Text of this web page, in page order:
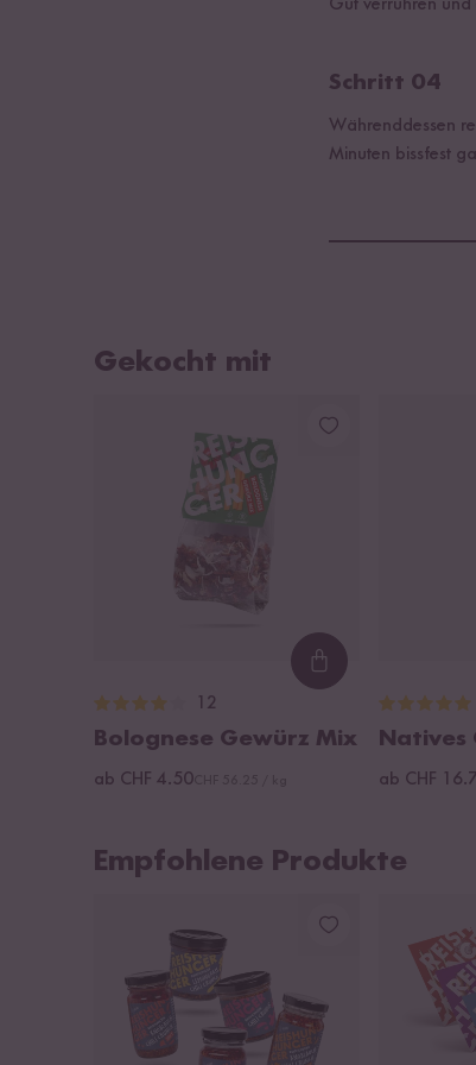
Gut verrühren und
Schritt 04
Währenddessen
Minuten bissfest
Gekocht mit
Loading...
12
Bolognese Gewürz Mix
ab CHF 4.50
Natives
ab CHF
Empfohlene Produkte